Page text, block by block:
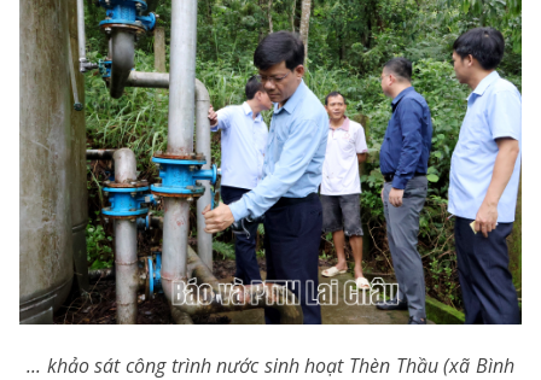
... khảo sát công trình nước sinh hoạt Thèn Thầu (xã Bình